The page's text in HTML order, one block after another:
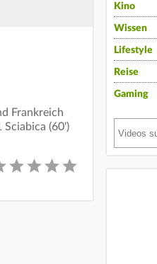
Frankreich
(60')
Kino
Wissen
Lifestyle
Reise
Gaming